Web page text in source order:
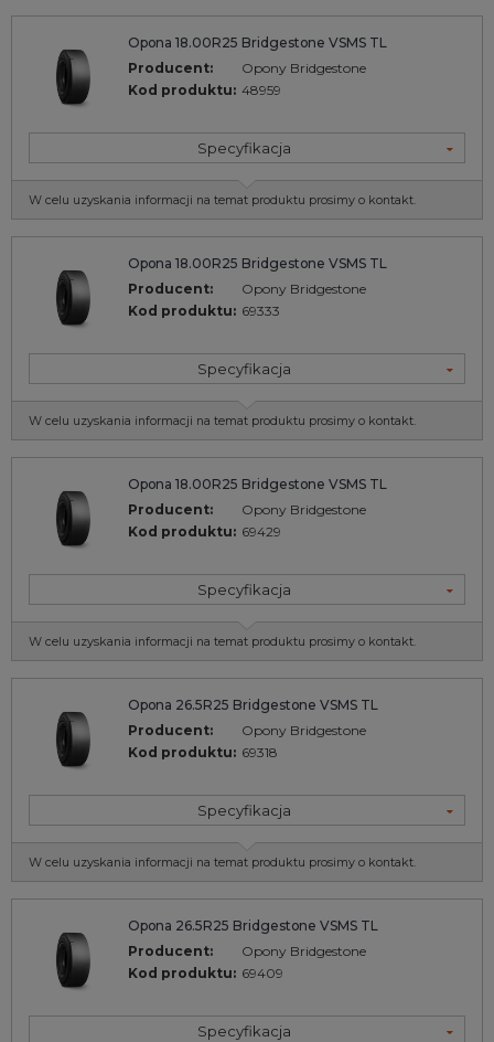
Opona 18.00R25 Bridgestone VSMS TL
Producent:
Opony Bridgestone
Kod produktu: 48959
Specyfikacja
W celu uzyskania informacji na temat produktu prosimy o kontakt.
Opona 18.00R25 Bridgestone VSMS TL
Producent:
Opony Bridgestone
Kod produktu: 69333
Specyfikacja
W celu uzyskania informacji na temat produktu prosimy o kontakt.
Opona 18.00R25 Bridgestone VSMS TL
Producent:
Opony Bridgestone
Kod produktu: 69429
Specyfikacja
W celu uzyskania informacji na temat produktu prosimy o kontakt.
Opona 26.5R25 Bridgestone VSMS TL
Producent:
Opony Bridgestone
Kod produktu: 69318
Specyfikacja
W celu uzyskania informacji na temat produktu prosimy o kontakt.
Opona 26.5R25 Bridgestone VSMS TL
Producent:
Opony Bridgestone
Kod produktu: 69409
Specyfikacja